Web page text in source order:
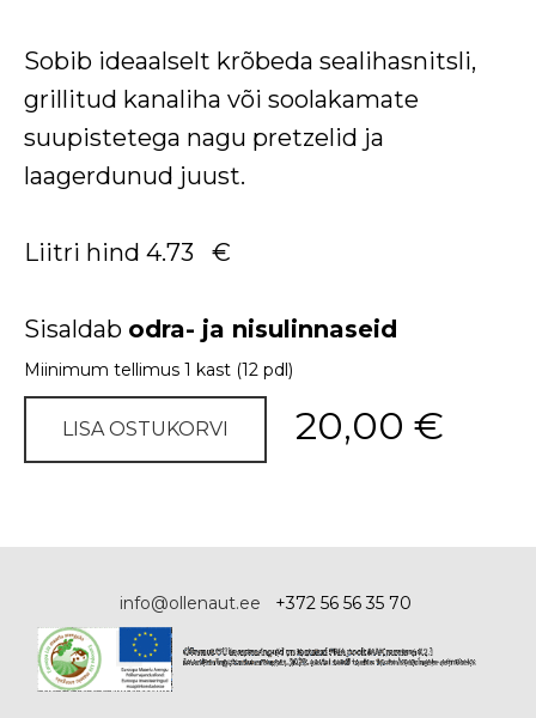
Sobib ideaalselt krõbeda sealihasnitsli,
grillitud kanaliha või soolakamate
suupistetega nagu pretzelid ja
laagerdunud juust.
Liitri hind 4.73 €
Sisaldab odra- ja nisulinnaseid
Miinimum tellimus 1 kast (12 pdl)
LISA OSTUKORVI 20,00 €
info@ollenaut.ee +372 56 56 35 70